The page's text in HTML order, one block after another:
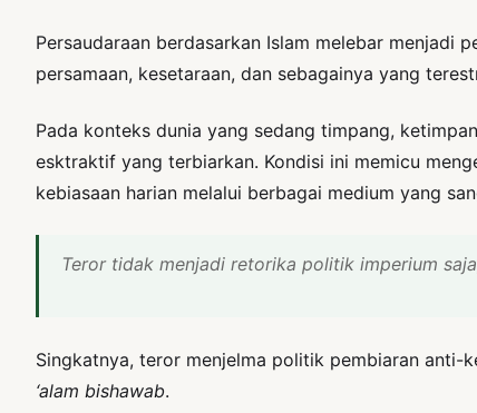
Persaudaraan berdasarkan Islam melebar menjadi
persamaan, kesetaraan, dan sebagainya yang
Pada konteks dunia yang sedang timpang,
esktraktif yang terbiarkan. Kondisi ini memicu
kebiasaan harian melalui berbagai medium yang
Teror tidak menjadi retorika politik imperium
Singkatnya, teror menjelma politik pembiaran anti-
‘alam bishawab.